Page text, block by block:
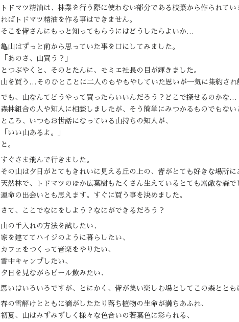
トドマツ精油は、林業を行う際に使わない部分である枝葉から作られて
ればトドマツ精油を作る事はできません。
そこを皆さんにもっと知ってもらうにはどうしたらよいか…
亀山はずっと前から思っていた事を口にしてみました。
「あのさ、山買う？」
とつぶやくと、そのとたんに、モミエ社長の目が輝きました。
山を買う…そのひとことに二人のもやもやしていた思いが一気に集約され
でも、山なんてどうやって買ったらいいんだろう？どこで探せるのかな…
森林組合の人や知人に相談しましたが、そう簡単にみつかるものでもな
ところ、いつもお世話になっている山持ちの知人が、
「いい山あるよ。」
と。
すぐさま飛んで行きました。
その山は夕日がとてもきれいに見える丘の上の、皆がとても好きな場所に
天然林で、トドマツのほか広葉樹もたくさん生えているとても素敵な森で
運命の出会いとも思えます。すぐに買う事を決めました。
さて、ここでなにをしよう？なにができるだろう？
山の手入れの方法を試したい、
家を建ててハイジのように暮らしたい、
カフェをつくって音楽をやりたい、
雪中キャンプしたい、
夕日を見ながらビール飲みたい、
思いはいろいろですが、とにかく、皆が集い楽しむ場としてこの森ととも
春の雪解けとともに滴がしたたり落ち植物の生命が満ちあふれ、
初夏、山はみずみずしく様々な色合いの若葉色に彩られる、